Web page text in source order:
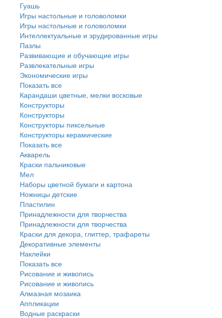
Гуашь
Игры настольные и головоломки
Игры настольные и головоломки
Интеллектуальные и эрудированные игры
Пазлы
Развивающие и обучающие игры
Развлекательные игры
Экономические игры
Показать все
Карандаши цветные, мелки восковые
Конструкторы
Конструкторы
Конструкторы пиксельные
Конструкторы керамические
Показать все
Акварель
Краски пальчиковые
Мел
Наборы цветной бумаги и картона
Ножницы детские
Пластилин
Принадлежности для творчества
Принадлежности для творчества
Краски для декора, глиттер, трафареты
Декоративные элементы
Наклейки
Показать все
Рисование и живопись
Рисование и живопись
Алмазная мозаика
Аппликации
Водные раскраски